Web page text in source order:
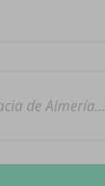
de Almería…